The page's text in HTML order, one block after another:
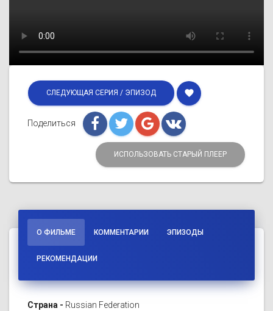
СЛЕДУЮЩАЯ СЕРИЯ / ЭПИЗОД favorite
Поделиться
ИСПОЛЬЗОВАТЬ СТАРЫЙ ПЛЕЕР
О ФИЛЬМЕ КОММЕНТАРИИ ЭПИЗОДЫ
РЕКОМЕНДАЦИИ
Страна - Russian Federation